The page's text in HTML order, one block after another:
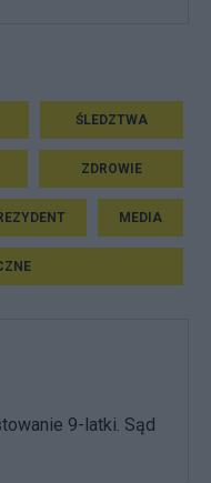
ŚLEDZTWA
ZDROWIE
MEDIA
9-latki. Sąd